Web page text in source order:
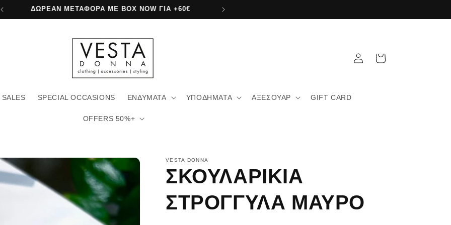
ΔΩΡΕΑΝ ΜΕΤΑΦΟΡΙΚΑ ΜΕ ΓΕΝΙΚΗ +80€
SALES SPECIAL OCCASIONS ΕΝΔΥΜΑΤΑ ΥΠΟΔΗΜΑΤΑ ΑΞΕΣΟΥΑΡ GIFT CARD
OFFERS 50%+
Σύνδεση Καλάθι
VESTA DONNA
ΣΚΟΥΛΑΡΙΚΙΑ
ΣΤΡΟΓΓΥΛΑ ΜΑΥΡΟ